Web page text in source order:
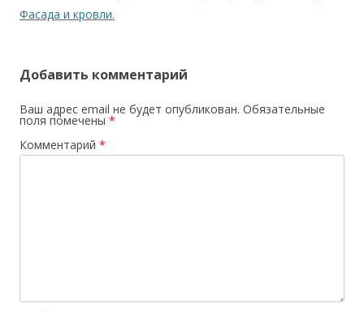
по
Фасада и кровли.
Добавить комментарий
Ваш адрес email не будет опубликован. Обязательные
поля помечены *
Комментарий *